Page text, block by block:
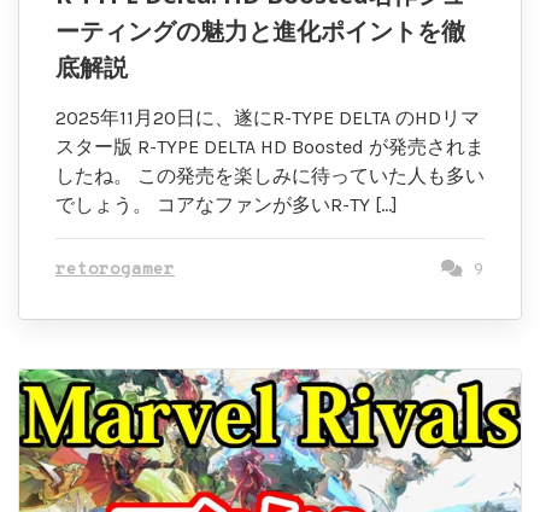
ーティングの魅力と進化ポイントを徹
底解説
2025年11月20日に、遂にR-TYPE DELTA のHDリマ
スター版 R-TYPE DELTA HD Boosted が発売されま
したね。 この発売を楽しみに待っていた人も多い
でしょう。 コアなファンが多いR-TY […]
retorogamer 9